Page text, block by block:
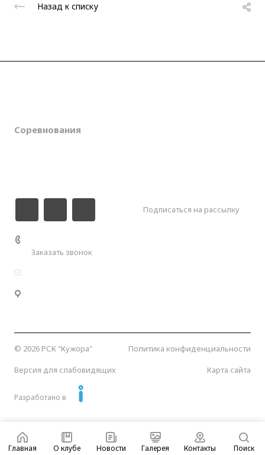
Назад к списку
Соревнования
Подписаться на рассылку
Заказать звонок
© 2026 РСК "Кужора"
Политика конфиденциальности
Версия для слабовидящих
Карта сайта
Разработано в
Главная О клубе Новости Галерея Контакты Поиск